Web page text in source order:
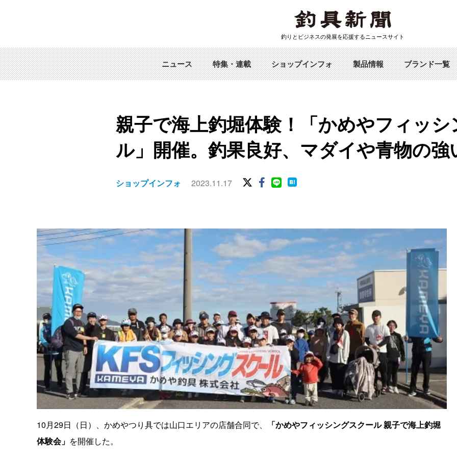
釣りとビジネスの発展を応援するニュースサイト
ニュース 特集・連載 ショップインフォ 製品情報 ブランド一覧
親子で海上釣堀体験！「かめやフィッ
ル」開催。釣果良好、マダイや青物の
ショップインフォ 2023.11.17
10月29日（日）、かめやつり具では山口エリアの店舗合同で、
「かめやフィッシングスクール 親子で海上釣堀
体験会」 を開催した。